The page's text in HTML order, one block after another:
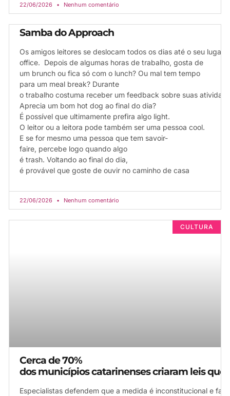
22/06/2026 Nenhum comentário
Samba do Approach
Os amigos leitores se deslocam todos os dias até o seu
office. Depois de algumas horas de trabalho, gosta de
um brunch ou fica só com o lunch? Ou mal tem tempo
para um meal break? Durante
o trabalho costuma receber um feedback sobre suas
Aprecia um bom hot dog ao final do dia?
É possível que ultimamente prefira algo light.
O leitor ou a leitora pode também ser uma pessoa cool.
E se for mesmo uma pessoa que tem savoir-
faire, percebe logo quando algo
é trash. Voltando ao final do dia,
é provável que goste de ouvir no caminho de casa
22/06/2026 Nenhum comentário
CULTURA
Cerca de 70%
dos municípios catarinenses criaram leis
Especialistas defendem que a medida é inconstitucional e